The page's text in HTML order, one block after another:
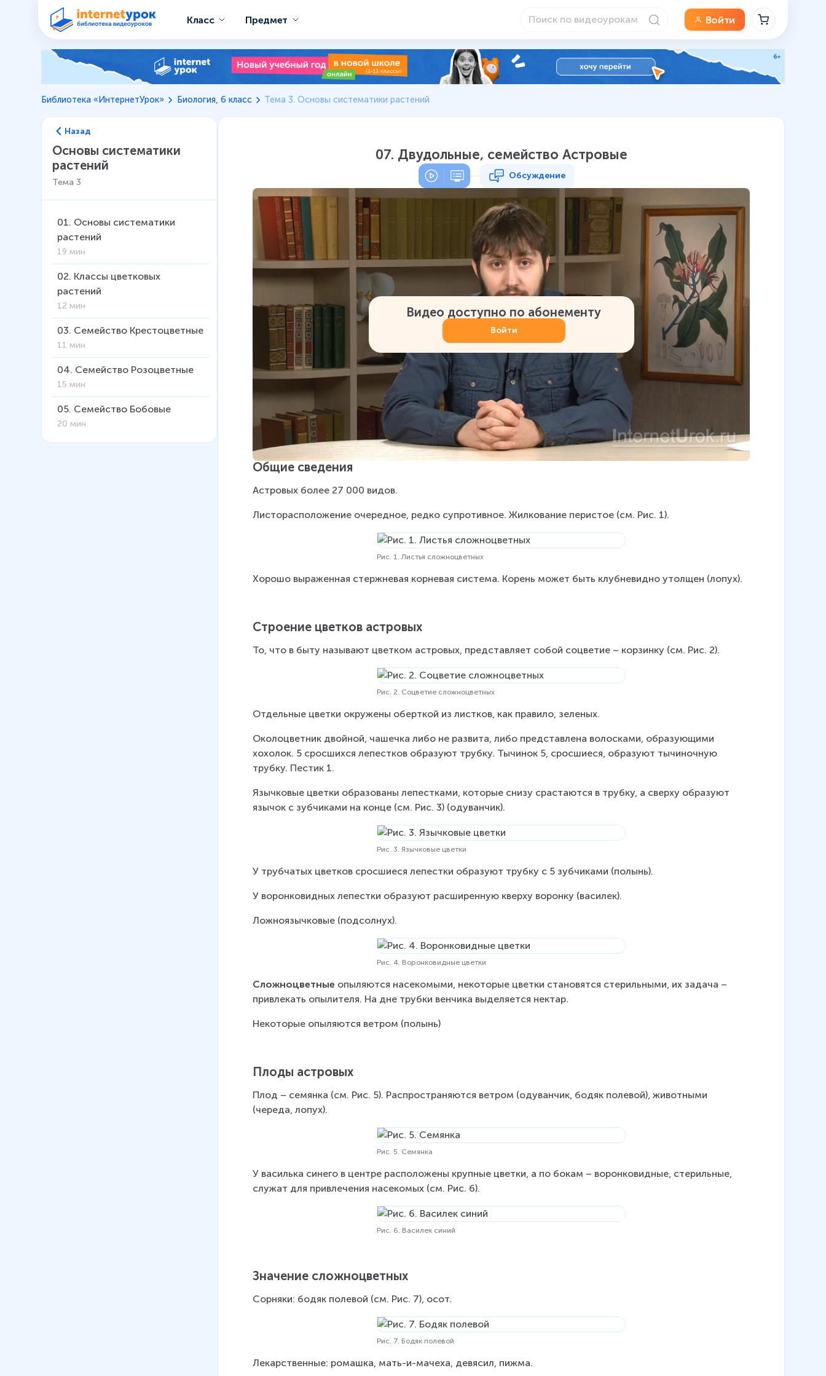
Класс Предмет Войти
Библиотека «ИнтернетУрок» Биология, 6 класс Тема 3. Основы систематики растений
Назад
Основы систематики
растений
Тема 3
01. Основы систематики
растений
19 мин
02. Классы цветковых
растений
12 мин
03. Семейство Крестоцветные
11 мин
04. Семейство Розоцветные
15 мин
05. Семейство Бобовые
20 мин
07. Двудольные, семейство Астровые
Обсуждение
Видео доступно по абонементу
Войти
Общие сведения
Астровых более 27 000 видов.
Листорасположение очередное, редко супротивное. Жилкование перистое (см. Рис. 1).
Рис. 1. Листья сложноцветных
Хорошо выраженная стержневая корневая система. Корень может быть клубневидно утолщен (лопух).
Строение цветков астровых
То, что в быту называют цветком астровых, представляет собой соцветие – корзинку (см. Рис. 2).
Рис. 2. Соцветие сложноцветных
Отдельные цветки окружены оберткой из листков, как правило, зеленых.
Околоцветник двойной, чашечка либо не развита, либо представлена волосками, образующими
хохолок. 5 сросшихся лепестков образуют трубку. Тычинок 5, сросшиеся, образуют тычиночную
трубку. Пестик 1.
Язычковые цветки образованы лепестками, которые снизу срастаются в трубку, а сверху образуют
язычок с зубчиками на конце (см. Рис. 3) (одуванчик).
Рис. 3. Язычковые цветки
У трубчатых цветков сросшиеся лепестки образуют трубку с 5 зубчиками (полынь).
У воронковидных лепестки образуют расширенную кверху воронку (василек).
Ложноязычковые (подсолнух).
Рис. 4. Воронковидные цветки
Сложноцветные опыляются насекомыми, некоторые цветки становятся стерильными, их задача –
привлекать опылителя. На дне трубки венчика выделяется нектар.
Некоторые опыляются ветром (полынь)
Плоды астровых
Плод – семянка (см. Рис. 5). Распространяются ветром (одуванчик, бодяк полевой), животными
(череда, лопух).
Рис. 5. Семянка
У василька синего в центре расположены крупные цветки, а по бокам – воронковидные, стерильные,
служат для привлечения насекомых (см. Рис. 6).
Рис. 6. Василек синий
Значение сложноцветных
Сорняки: бодяк полевой (см. Рис. 7), осот.
Рис. 7. Бодяк полевой
Лекарственные: ромашка, мать-и-мачеха, девясил, пижма.